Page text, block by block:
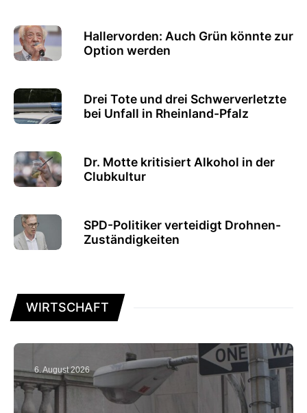
Hallervorden: Auch Grün könnte zur
Option werden
Drei Tote und drei Schwerverletzte
bei Unfall in Rheinland-Pfalz
Dr. Motte kritisiert Alkohol in der
Clubkultur
SPD-Politiker verteidigt Drohnen-
Zuständigkeiten
WIRTSCHAFT
6. August 2026